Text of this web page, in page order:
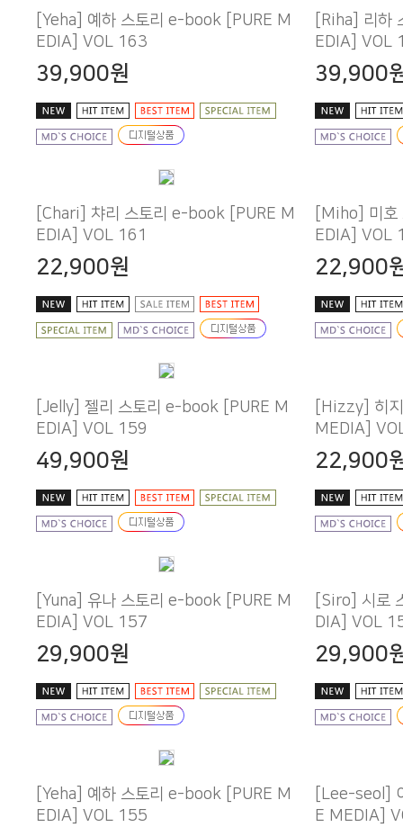
EDIA] VOL 163
39,900원
EDIA] VOL
39,900
EDIA] VOL 161
22,900원
EDIA] VOL
22,900
EDIA] VOL 159
49,900원
MEDIA]
22,900
EDIA] VOL 157
29,900원
DIA] VOL
29,900
EDIA] VOL 155 E MEDIA]